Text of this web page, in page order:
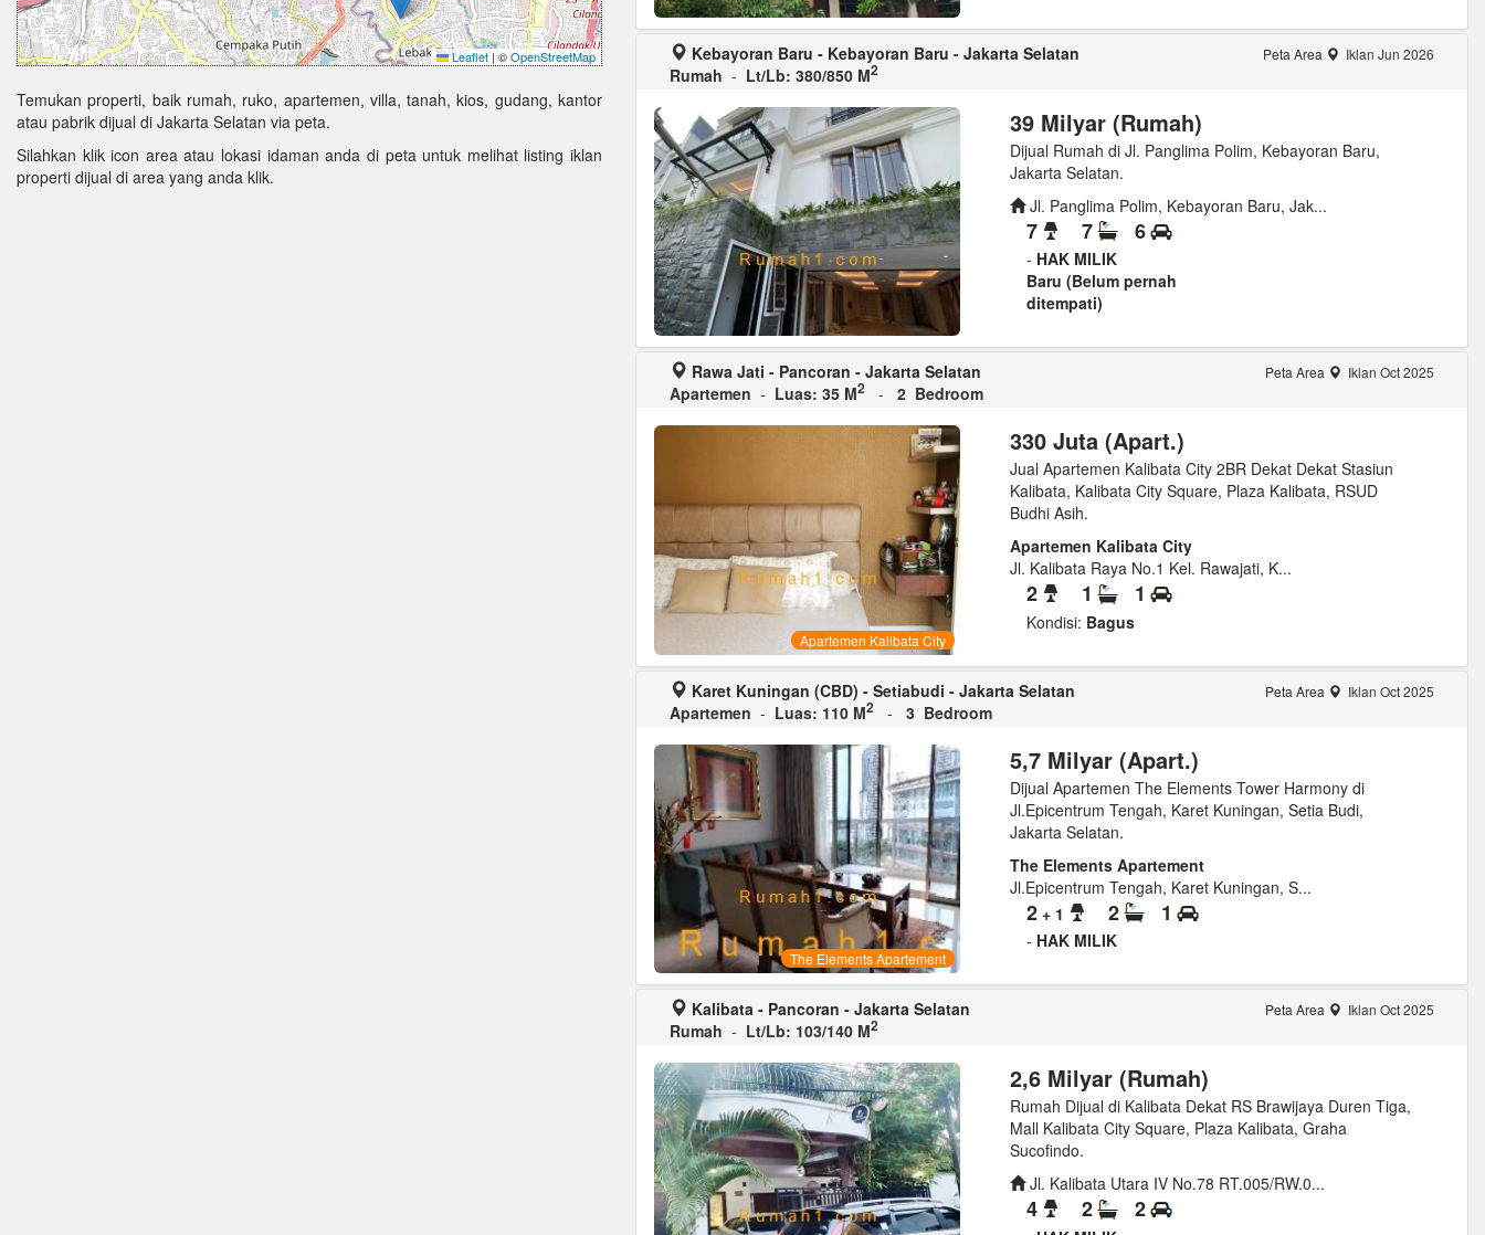
Leaflet | ©OpenStreetMap
Temukan properti, baik rumah, ruko, apartemen, villa, tanah, kios, gudang, kantor
atau pabrik dijual di Jakarta Selatan via peta.
Silahkan klik icon area atau lokasi idaman anda di peta untuk melihat listing iklan
properti dijual di area yang anda klik.
Kebayoran Baru - Kebayoran Baru - Jakarta Selatan
Rumah - Lt/Lb: 380/850 M2
Peta Area Iklan Jun 2026
39 Milyar (Rumah)
Dijual Rumah di Jl. Panglima Polim, Kebayoran Baru,
Jakarta Selatan.
Jl. Panglima Polim, Kebayoran Baru, Jak...
7 7 6
- HAK MILIK
Baru (Belum pernah
ditempati)
Rawa Jati - Pancoran - Jakarta Selatan
Apartemen - Luas: 35 M2 - 2 Bedroom
Peta Area Iklan Oct 2025
Apartemen Kalibata City
330 Juta (Apart.)
Jual Apartemen Kalibata City 2BR Dekat Dekat Stasiun
Kalibata, Kalibata City Square, Plaza Kalibata, RSUD
Budhi Asih.
Apartemen Kalibata City
Jl. Kalibata Raya No.1 Kel. Rawajati, K...
2 1 1
Kondisi: Bagus
Karet Kuningan (CBD) - Setiabudi - Jakarta Selatan
Apartemen - Luas: 110 M2 - 3 Bedroom
Peta Area Iklan Oct 2025
The Elements Apartement
5,7 Milyar (Apart.)
Dijual Apartemen The Elements Tower Harmony di
Jl.Epicentrum Tengah, Karet Kuningan, Setia Budi,
Jakarta Selatan.
The Elements Apartement
Jl.Epicentrum Tengah, Karet Kuningan, S...
2 + 1 2 1
- HAK MILIK
Kalibata - Pancoran - Jakarta Selatan
Rumah - Lt/Lb: 103/140 M2
Peta Area Iklan Oct 2025
2,6 Milyar (Rumah)
Rumah Dijual di Kalibata Dekat RS Brawijaya Duren Tiga,
Mall Kalibata City Square, Plaza Kalibata, Graha
Sucofindo.
Jl. Kalibata Utara IV No.78 RT.005/RW.0...
4 2 2